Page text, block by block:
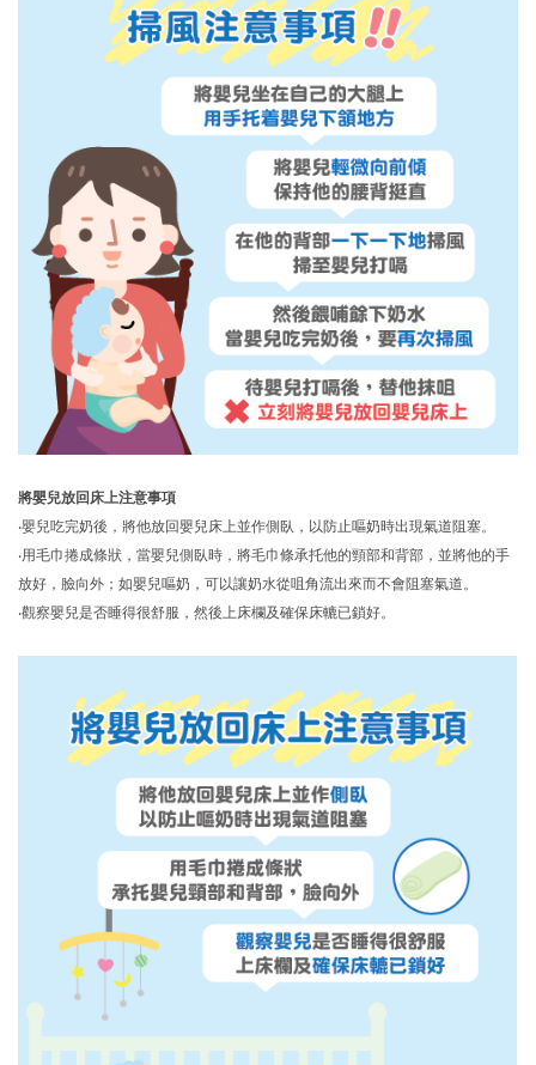
將嬰兒放回床上注意事項
‧嬰兒吃完奶後，將他放回嬰兒床上並作側臥，以防止嘔奶時出現氣道阻塞。
‧用毛巾捲成條狀，當嬰兒側臥時，將毛巾條承托他的頸部和背部，並將他的手
放好，臉向外；如嬰兒嘔奶，可以讓奶水從咀角流出來而不會阻塞氣道。
‧觀察嬰兒是否睡得很舒服，然後上床欄及確保床轆已鎖好。